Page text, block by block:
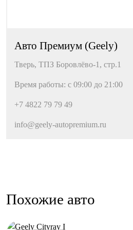
ЭРА-ГЛОНАСС
Панорамная крыша
Электронная приборная панель
Люк
Авто Премиум (Geely)
Тверь, ТПЗ Боровлёво-1, стр.1
Время работы: с 09:00 до 21:00
+7 4822 79 79 49
info@geely-autopremium.ru
Похожие авто